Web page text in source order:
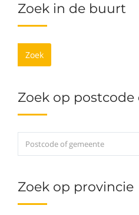
Zoek in de buurt
Zoek
Zoek op
Zoek op provincie